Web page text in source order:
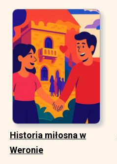
Historia miłosna w
Weronie